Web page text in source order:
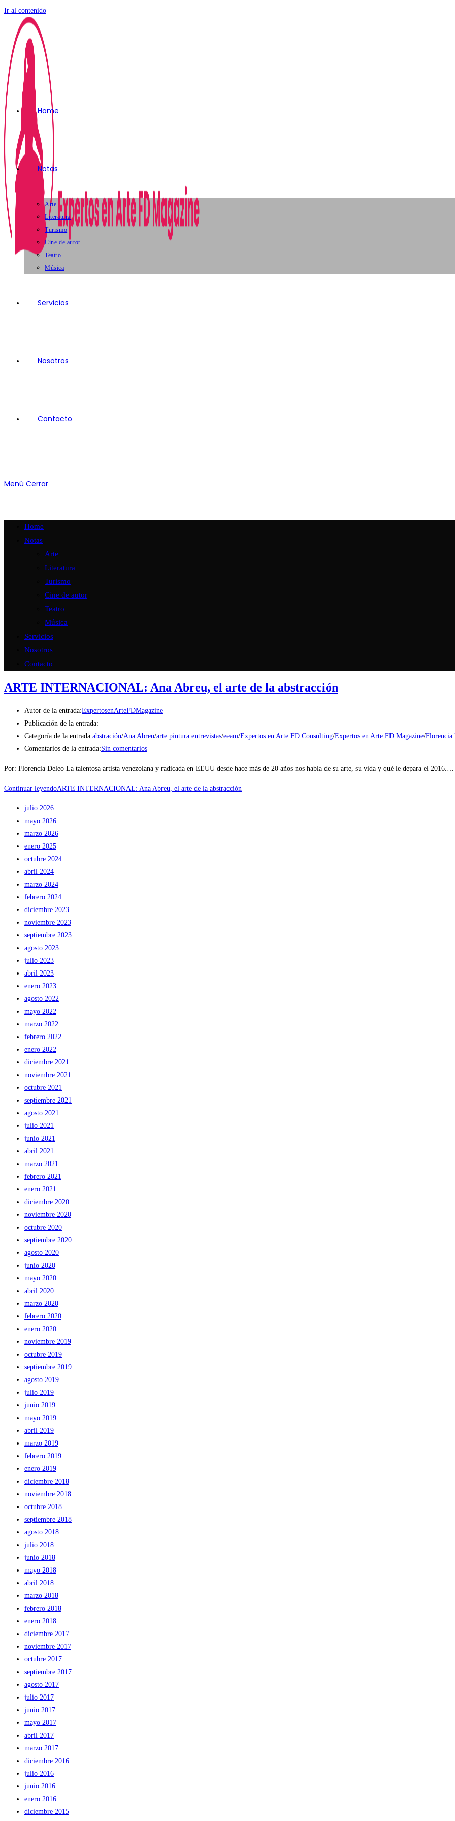
Ir al contenido
Home
Notas
Arte
Literatura
Turismo
Cine de autor
Teatro
Música
Servicios
Nosotros
Contacto
Menú Cerrar
Home
Notas
Arte
Literatura
Turismo
Cine de autor
Teatro
Música
Servicios
Nosotros
Contacto
ARTE INTERNACIONAL: Ana Abreu, el arte de la abstracción
Autor de la entrada:ExpertosenArteFDMagazine
Publicación de la entrada:
Categoría de la entrada:abstración/Ana Abreu/arte pintura entrevistas/eeam/Expertos en Arte FD Consulting/Expertos en Arte FD Magazine/Florencia
Comentarios de la entrada:Sin comentarios
Por: Florencia Deleo La talentosa artista venezolana y radicada en EEUU desde hace más de 20 años nos habla de su arte, su vida y qué le depara el 2016.…
Continuar leyendoARTE INTERNACIONAL: Ana Abreu, el arte de la abstracción
julio 2026
mayo 2026
marzo 2026
enero 2025
octubre 2024
abril 2024
marzo 2024
febrero 2024
diciembre 2023
noviembre 2023
septiembre 2023
agosto 2023
julio 2023
abril 2023
enero 2023
agosto 2022
mayo 2022
marzo 2022
febrero 2022
enero 2022
diciembre 2021
noviembre 2021
octubre 2021
septiembre 2021
agosto 2021
julio 2021
junio 2021
abril 2021
marzo 2021
febrero 2021
enero 2021
diciembre 2020
noviembre 2020
octubre 2020
septiembre 2020
agosto 2020
junio 2020
mayo 2020
abril 2020
marzo 2020
febrero 2020
enero 2020
noviembre 2019
octubre 2019
septiembre 2019
agosto 2019
julio 2019
junio 2019
mayo 2019
abril 2019
marzo 2019
febrero 2019
enero 2019
diciembre 2018
noviembre 2018
octubre 2018
septiembre 2018
agosto 2018
julio 2018
junio 2018
mayo 2018
abril 2018
marzo 2018
febrero 2018
enero 2018
diciembre 2017
noviembre 2017
octubre 2017
septiembre 2017
agosto 2017
julio 2017
junio 2017
mayo 2017
abril 2017
marzo 2017
diciembre 2016
julio 2016
junio 2016
enero 2016
diciembre 2015